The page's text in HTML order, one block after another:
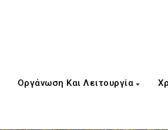
Οργάνωση Και Λειτουργία